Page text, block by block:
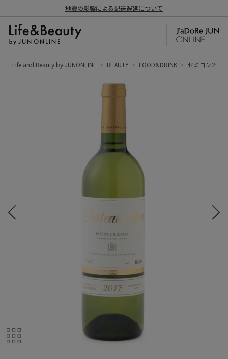
地震の影響による配送遅延について
Life and Beauty by JUNONLINE BEAUTY FOOD&DRINK セミヨン2017